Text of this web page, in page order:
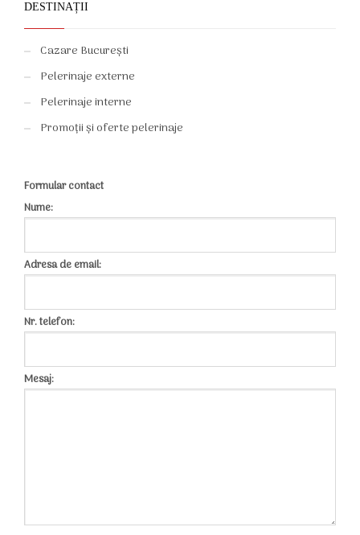
DESTINAȚII
Cazare București
Pelerinaje externe
Pelerinaje interne
Promoții și oferte pelerinaje
Formular contact
Nume:
Adresa de email:
Nr. telefon:
Mesaj: